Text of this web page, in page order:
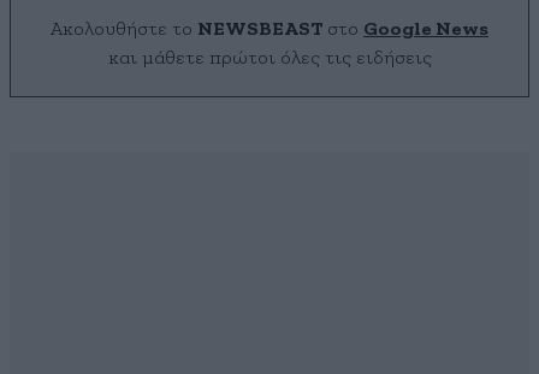
Ακολουθήστε το NEWSBEAST στο Google News
και μάθετε πρώτοι όλες τις ειδήσεις